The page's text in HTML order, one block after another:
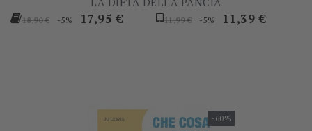
Prezzo
18,90 € -5% Prezzo
17,95 €
Prezzo
11,99 € -5% Prezzo
11,39 €
-60%